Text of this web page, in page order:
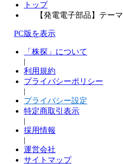
トップ
【発電電子部品】テーマ
PC版を表示
「株探」について
|
利用規約
プライバシーポリシー
|
プライバシー設定
特定商取引表示
|
採用情報
|
運営会社
サイトマップ